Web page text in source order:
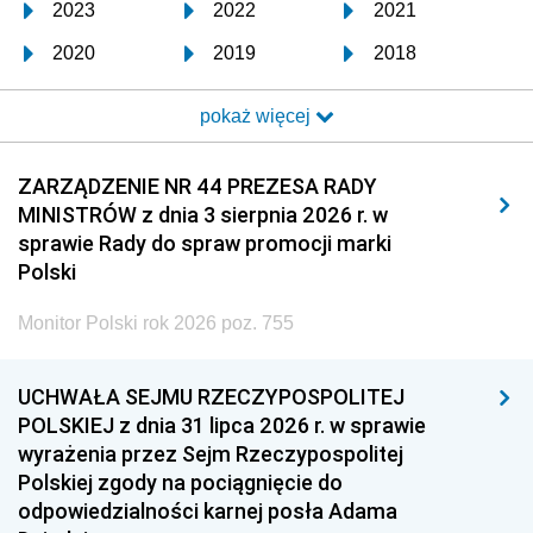
2023 2022 2021
2020 2019 2018
2017 2016 2015
2014 2013 2012
2011 2010 2009
2008 2007 2006
2005
1996 1995 1994
1993 1992 1991
1990 1989
1987 1986 1985
pokaż więcej
ZARZĄDZENIE NR 44 PREZESA RADY
MINISTRÓW z dnia 3 sierpnia 2026 r. w
sprawie Rady do spraw promocji marki
Polski
Monitor Polski rok 2026 poz. 755
UCHWAŁA SEJMU RZECZYPOSPOLITEJ
POLSKIEJ z dnia 31 lipca 2026 r. w sprawie
wyrażenia przez Sejm Rzeczypospolitej
Polskiej zgody na pociągnięcie do
odpowiedzialności karnej posła Adama